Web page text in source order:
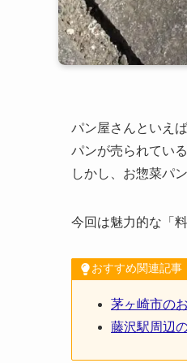
パン屋さんといえ
パンが売られてい
しかし、お惣菜パ
今回は魅力的な「
おすすめ関連記事
茅ヶ崎市の
藤沢駅周辺